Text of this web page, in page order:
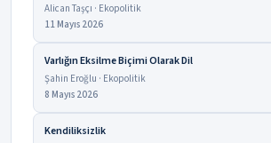
Alican Taşçı · Ekopolitik
11 Mayıs 2026
Varlığın Eksilme Biçimi Olarak Dil
Şahin Eroğlu · Ekopolitik
8 Mayıs 2026
Kendiliksizlik